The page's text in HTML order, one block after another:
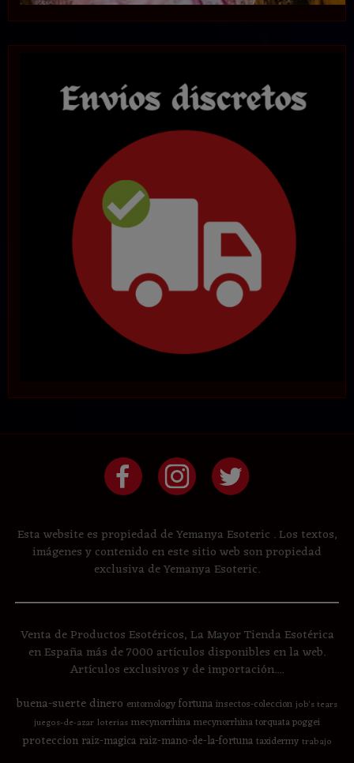
Esta website es propiedad de Yemanya Esoteric . Los textos,
imágenes y contenido en este sitio web son propiedad
exclusiva de Yemanya Esoteric.
Venta de Productos Esotéricos, La Mayor Tienda Esotérica
en España más de 7000 artículos disponibles en la web.
Artículos exclusivos y de importación....
buena-suertedinero entomologyfortunainsectos-coleccion job's tears
juegos-de-azar loterias mecynorrhinamecynorrhina torquata poggei
proteccion raiz-magica raiz-mano-de-la-fortunataxidermy trabajo